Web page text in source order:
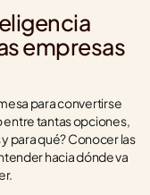
empresas
para convertirse
entre tantas opciones,
para qué? Conocer las
hacia dónde va